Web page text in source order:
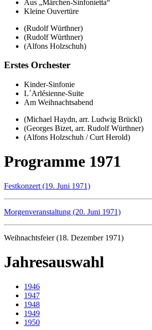
Aus
Märchen-Sinfonietta
Kleine Ouvertüre
(Rudolf Würthner)
(Rudolf Würthner)
(Alfons Holzschuh)
Erstes Orchester
Kinder-Sinfonie
L´Arlésienne-Suite
Am Weihnachtsabend
(Michael Haydn, arr. Ludwig Brückl)
(Georges Bizet, arr. Rudolf Würthner)
(Alfons Holzschuh / Curt Herold)
Programme 1971
Festkonzert (19. Juni 1971)
Morgenveranstaltung (20. Juni 1971)
Weihnachtsfeier (18. Dezember 1971)
Jahresauswahl
1946
1947
1948
1949
1950